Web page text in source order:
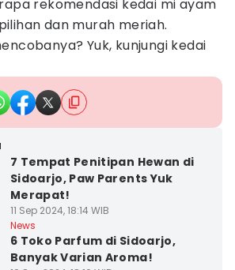
rekomendasi kedai mi ayam
dan murah meriah.
Yuk, kunjungi kedai
7 Tempat Penitipan Hewan di
Sidoarjo, Paw Parents Yuk
Merapat!
11 Sep 2024, 18:14 WIB
News
6 Toko Parfum di Sidoarjo,
Banyak Varian Aroma!